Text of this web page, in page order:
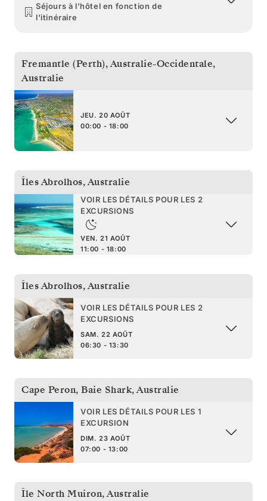
Séjours à l'hôtel en fonction de
l'itinéraire
Fremantle (Perth), Australie-Occidentale,
Australie
JEU. 20 AOÛT
00:00 - 18:00
Îles Abrolhos,Australie
VOIR LES DÉTAILS POUR LES 2
EXCURSIONS
VEN. 21 AOÛT
11:00 - 18:00
Îles Abrolhos,Australie
VOIR LES DÉTAILS POUR LES 2
EXCURSIONS
SAM. 22 AOÛT
06:30 - 13:30
Cape Peron, Baie Shark,Australie
VOIR LES DÉTAILS POUR LES 1
EXCURSION
DIM. 23 AOÛT
07:00 - 13:00
Île North Muiron,Australie